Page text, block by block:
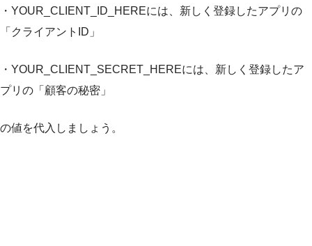
・YOUR_CLIENT_ID_HEREには、新しく登録したアプリの
「クライアントID」
・YOUR_CLIENT_SECRET_HEREには、新しく登録したア
プリの「顧客の秘密」
の値を代入しましょう。